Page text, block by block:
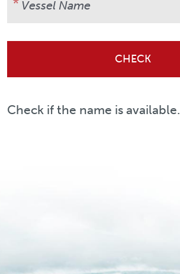
CHECK
Check if the name is available.